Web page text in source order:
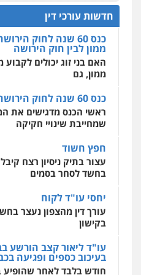
אחסון
מהירות הגנה
מקצועיים לעורכי
מרכז
אסירים
לעורכי דין
חדשות עורכי דין
הדוקטורט של עו"ד יואב
כוונת רווח
כנס 60 שנה לחוק
ממון לבין חוק הירושה
האם בני זוג יכולים
ממון, גם
כנס 60 שנה לחוק הירושה
ראשי הכנס מדגישים את
שמחייבת שינויי חקיקה
חפץ חשוד
עצור בתיק ניסיון רצח
בחשד לסחר בסמים
יחסי עו"ד לקוח
עורך דין מהצפון נעצר
בקישון
עו"ד ליאור קצב הורשע
בעיכוב כספים ופגיעה
חודש בלבד לאחר שהופיע